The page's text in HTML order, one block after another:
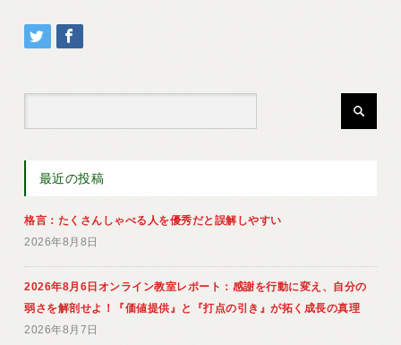
最近の投稿
格言：たくさんしゃべる人を優秀だと誤解しやすい
2026年8月8日
2026年8月6日オンライン教室レポート：感謝を行動に変え、自分の
弱さを解剖せよ！『価値提供』と『打点の引き』が拓く成長の真理
2026年8月7日